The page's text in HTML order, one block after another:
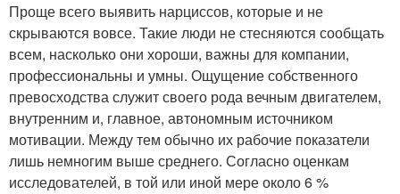
Проще всего выявить нарциссов, которые и не
скрываются вовсе. Такие люди не стесняются сообщать
всем, насколько они хороши, важны для компании,
профессиональны и умны. Ощущение собственного
превосходства служит своего рода вечным двигателем,
внутренним и, главное, автономным источником
мотивации. Между тем обычно их рабочие показатели
лишь немногим выше среднего. Согласно оценкам
исследователей, в той или иной мере около 6 %